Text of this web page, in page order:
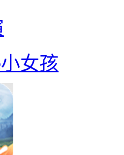
小女孩